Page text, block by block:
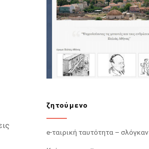
ζητούμενο
e-ταιρική ταυτότητα – σλόγκαν